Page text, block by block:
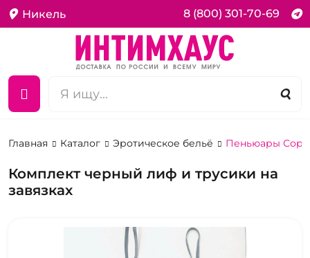
Никель 8 (800) 301-70-69
Главная Каталог Эротическое бельё Пеньюары
Комплект черный лиф и трусики на
завязках